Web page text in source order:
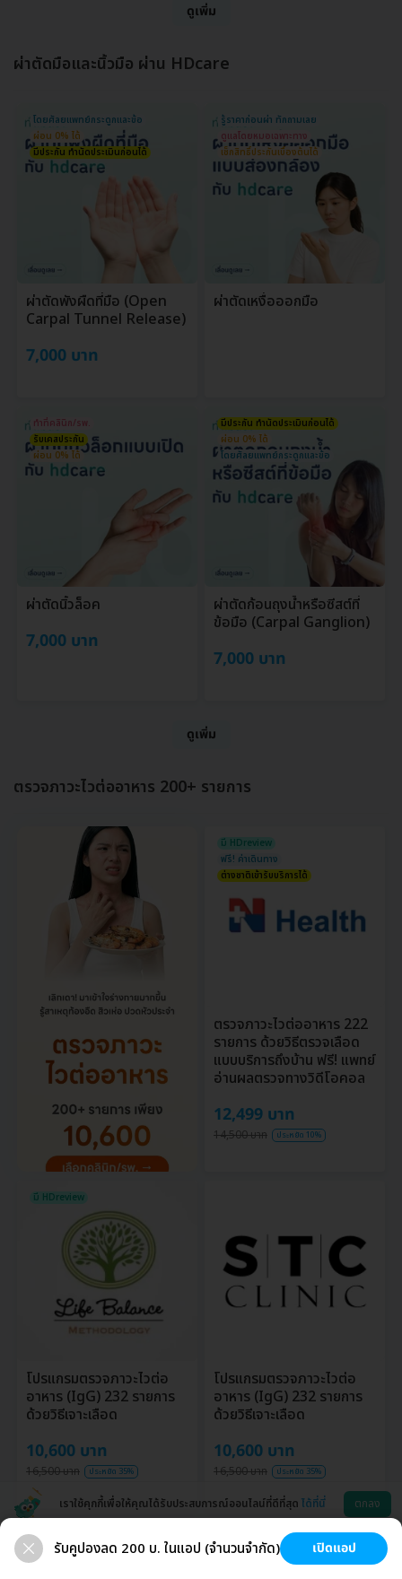
ดูเพิ่ม
ผ่าตัดมือและนิ้วมือ ผ่าน HDcare
โดยศัลยแพทย์กระดูกและข้อ
ผ่อน 0% ได้
มีประกัน ทำนัดประเมินก่อนได้
ผ่าตัดพังผืดที่มือ (Open
Carpal Tunnel Release)
7,000 บาท
รู้ราคาก่อนผ่า ทักถามเลย
ดูแลโดยหมอเฉพาะทาง
เช็กสิทธิ์ประกันเบื้องต้นได้
ผ่าตัดเหงื่อออกมือ
ทำที่คลินิก/รพ.
รับเคสประกัน
ผ่อน 0% ได้
ผ่าตัดนิ้วล็อค
7,000 บาท
มีประกัน ทำนัดประเมินก่อนได้
ผ่อน 0% ได้
โดยศัลยแพทย์กระดูกและข้อ
ผ่าตัดก้อนถุงน้ำหรือซีสต์ที่
ข้อมือ (Carpal Ganglion)
7,000 บาท
ดูเพิ่ม
ตรวจภาวะไวต่ออาหาร 200+ รายการ
มี HDreview
ฟรี! ค่าเดินทาง
ต่างชาติเข้ารับบริการได้
ตรวจภาวะไวต่ออาหาร 222
รายการ ด้วยวิธีตรวจเลือด
แบบบริการถึงบ้าน ฟรี! แพทย์
อ่านผลตรวจทางวิดีโอคอล
12,499 บาท
14,500 บาท ประหยัด 10%
มี HDreview
โปรแกรมตรวจภาวะไวต่อ
อาหาร (IgG) 232 รายการ
ด้วยวิธีเจาะเลือด
10,600 บาท
16,500 บาท ประหยัด 35%
โปรแกรมตรวจภาวะไวต่อ
อาหาร (IgG) 232 รายการ
ด้วยวิธีเจาะเลือด
10,600 บาท
16,500 บาท ประหยัด 35%
ใส่โค้ดลดเพิ่ม
โอนจ่ายลดเพิ่ม 200 บ.
มี HDreview
โอนจ่ายลดเพิ่ม 200 บ.
สุขภาพ ช่วยเหลือ โหลดแอพ
เราใช้คุกกี้เพื่อให้คุณได้รับประสบการณ์ออนไลน์ที่ดีที่สุด ได้ที่นี่ ตกลง
รับคูปองลด 200 บ. ในแอป (จำนวนจำกัด) เปิดแอป